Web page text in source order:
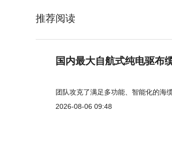
推荐阅读
国内最大自航式纯电驱布
团队攻克了满足多功能、智能化的海
2026-08-06 09:48